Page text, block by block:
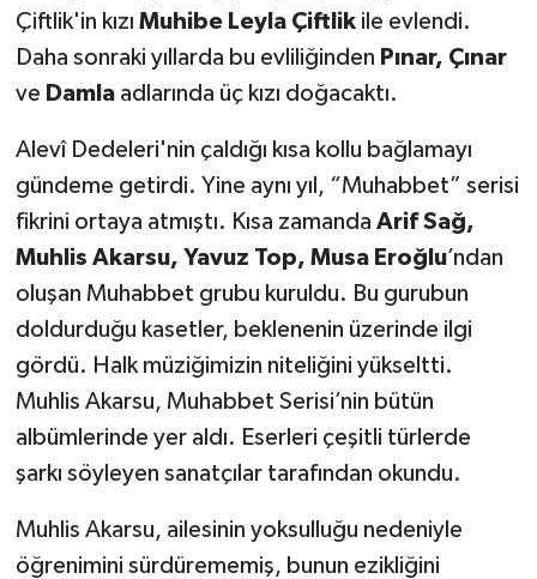
Çiftlik'in kızı Muhibe Leyla Çiftlikile evlendi.
Daha sonraki yıllarda bu evliliğinden Pınar, Çınar
ve Damlaadlarında üç kızı doğacaktı.
Alevî Dedeleri'nin çaldığı kısa kollu bağlamayı
gündeme getirdi. Yine aynı yıl, “Muhabbet” serisi
fikrini ortaya atmıştı. Kısa zamanda Arif Sağ,
Muhlis Akarsu, Yavuz Top, Musa Eroğlu’ndan
oluşan Muhabbet grubu kuruldu. Bu gurubun
doldurduğu kasetler, beklenenin üzerinde ilgi
gördü. Halk müziğimizin niteliğini yükseltti.
Muhlis Akarsu, Muhabbet Serisi’nin bütün
albümlerinde yer aldı. Eserleri çeşitli türlerde
şarkı söyleyen sanatçılar tarafından okundu.
Muhlis Akarsu, ailesinin yoksulluğu nedeniyle
öğrenimini sürdürememiş, bunun ezikliğini